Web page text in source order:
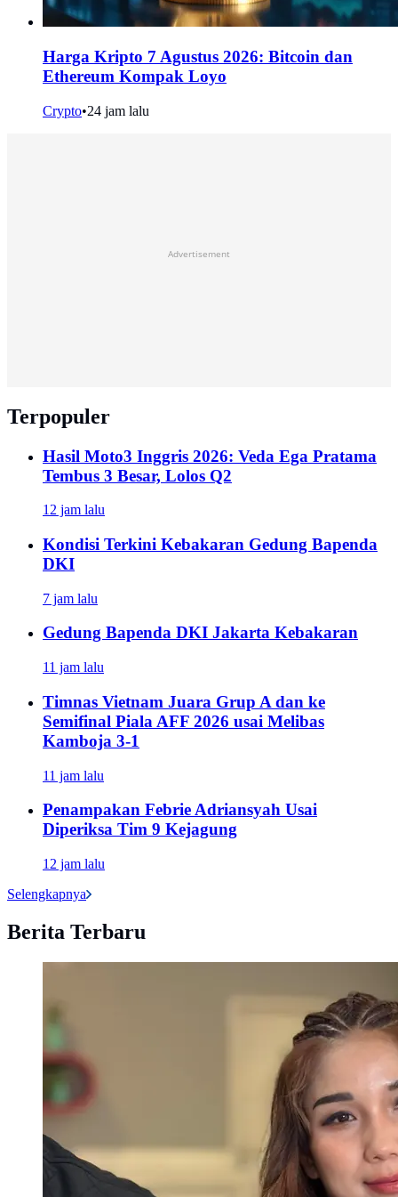
Harga Kripto 7 Agustus 2026: Bitcoin dan
Ethereum Kompak Loyo
Crypto•24 jam lalu
Advertisement
Terpopuler
Hasil Moto3 Inggris 2026: Veda Ega Pratama
Tembus 3 Besar, Lolos Q2
12 jam lalu
Kondisi Terkini Kebakaran Gedung Bapenda
DKI
7 jam lalu
Gedung Bapenda DKI Jakarta Kebakaran
11 jam lalu
Timnas Vietnam Juara Grup A dan ke
Semifinal Piala AFF 2026 usai Melibas
Kamboja 3-1
11 jam lalu
Penampakan Febrie Adriansyah Usai
Diperiksa Tim 9 Kejagung
12 jam lalu
Selengkapnya
Berita Terbaru